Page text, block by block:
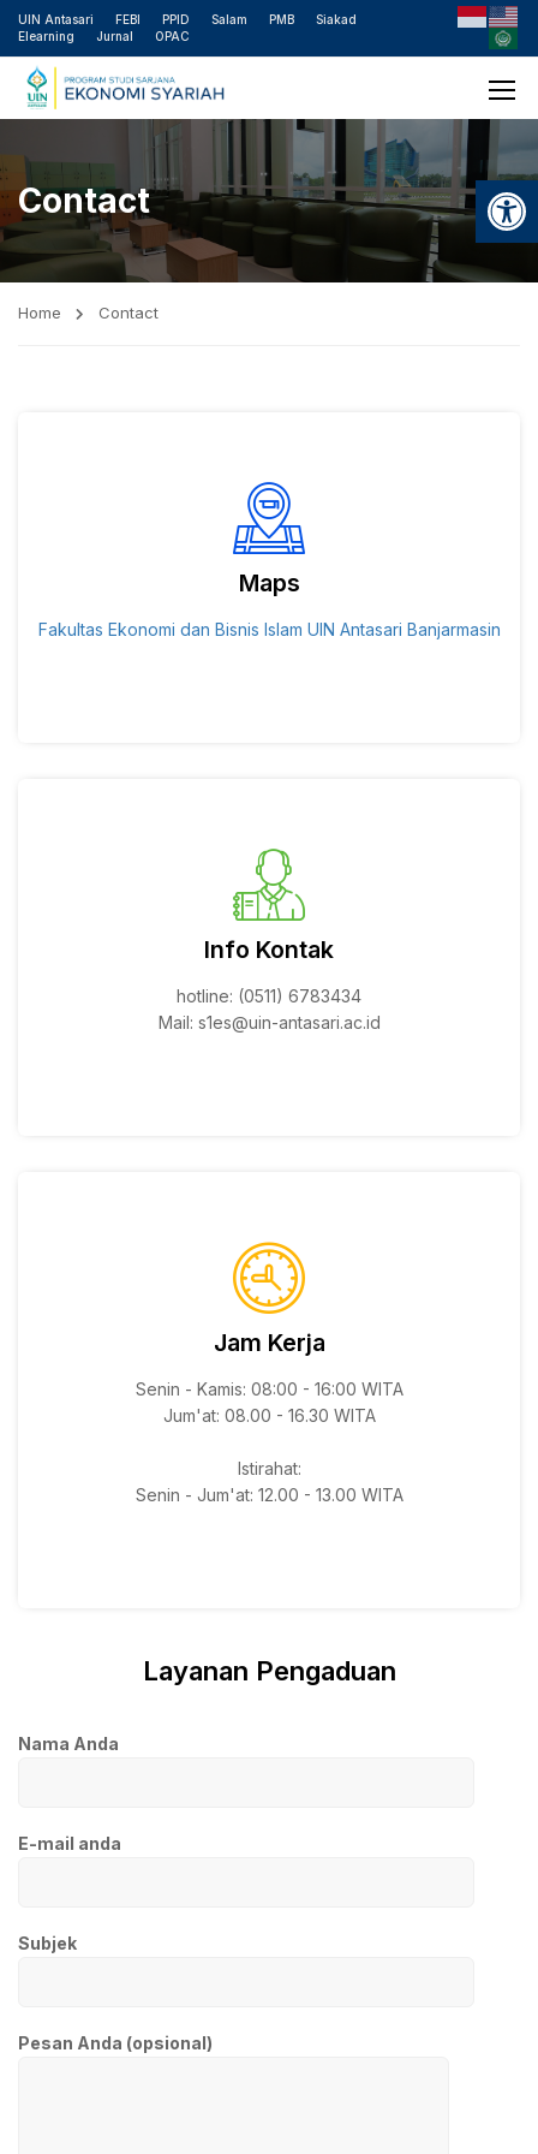
UIN Antasari FEBI PPID Salam PMB
Siakad
Elearning
Jurnal OPAC
Contact
Home Contact
Maps
Fakultas Ekonomi dan Bisnis Islam UIN Antasari Banjarmasin
Info Kontak
hotline: (0511) 6783434
Mail: s1es@uin-antasari.ac.id
Jam Kerja
Senin - Kamis: 08:00 - 16:00 WITA
Jum'at: 08.00 - 16.30 WITA
Istirahat:
Senin - Jum'at: 12.00 - 13.00 WITA
Layanan Pengaduan
Nama Anda
E-mail anda
Subjek
Pesan Anda (opsional)